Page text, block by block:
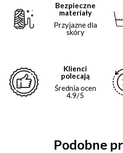
Bezpieczne
materiały
Przyjazne dla
skóry
Klienci
polecają
Średnia ocen
4.9/5
Podobne